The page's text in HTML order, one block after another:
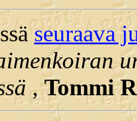
seuraava
,Tommi